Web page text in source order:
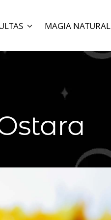
MAGIA NATURAL